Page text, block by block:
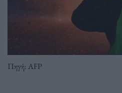
Πηγή: AFP